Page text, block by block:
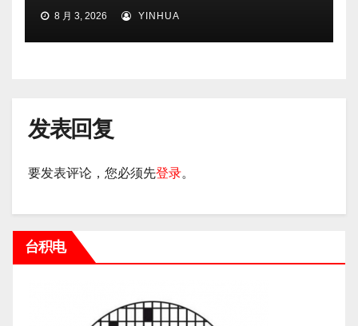
8 月 3, 2026 YINHUA
发表回复
要发表评论，您必须先登录。
台积电